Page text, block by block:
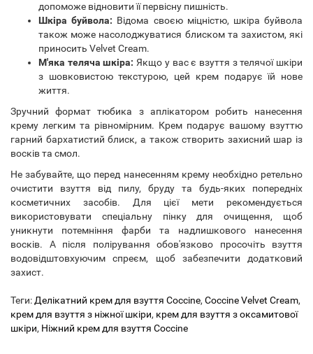
допоможе відновити її первісну пишність.
Шкіра буйвола: Відома своєю міцністю, шкіра буйвола
також може насолоджуватися блиском та захистом, які
приносить Velvet Cream.
М'яка теляча шкіра: Якщо у вас є взуття з телячої шкіри
з шовковистою текстурою, цей крем подарує їй нове
життя.
Зручний формат тюбика з аплікатором робить нанесення
крему легким та рівномірним. Крем подарує вашому взуттю
гарний бархатистий блиск, а також створить захисний шар із
восків та смол.
Не забувайте, що перед нанесенням крему необхідно ретельно
очистити взуття від пилу, бруду та будь-яких попередніх
косметичних засобів. Для цієї мети рекомендується
використовувати спеціальну пінку для очищення, щоб
уникнути потемніння фарби та надлишкового нанесення
восків. А після полірування обов'язково просочіть взуття
водовідштовхуючим спреєм, щоб забезпечити додатковий
захист.
Теги: Делікатний крем для взуття Coccine, Coccine Velvet Cream,
крем для взуття з ніжної шкіри, крем для взуття з оксамитової
шкіри, Ніжний крем для взуття Coccine